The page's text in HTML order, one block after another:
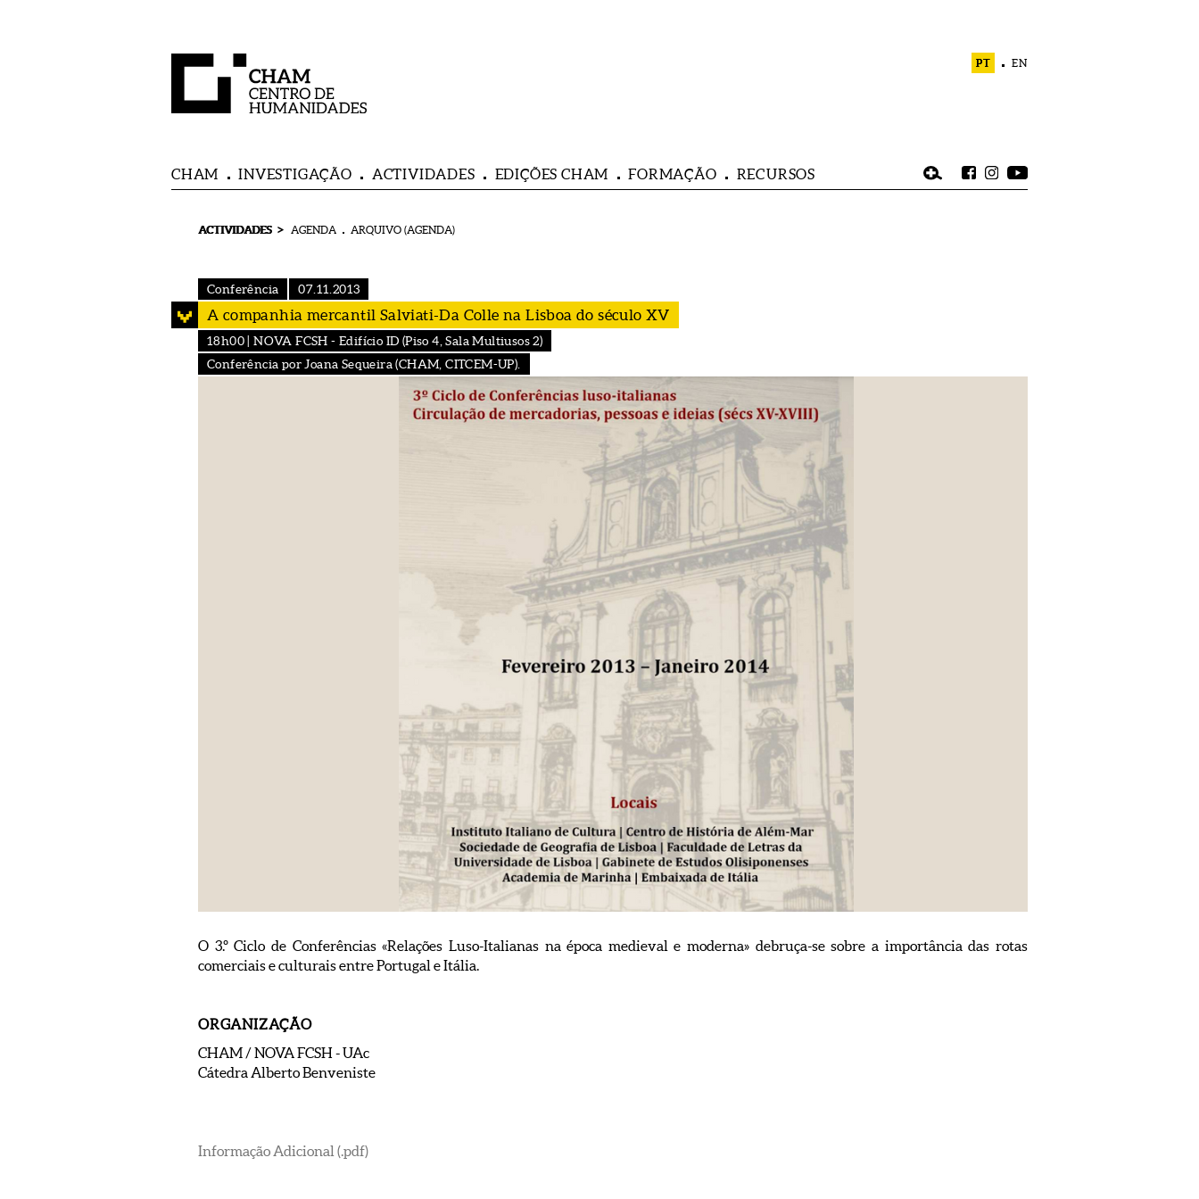
PT EN
CHAM INVESTIGAÇÃO ACTIVIDADES EDIÇÕES CHAM FORMAÇÃO RECURSOS
ACTIVIDADES > AGENDA ARQUIVO (AGENDA)
Conferência 07.11.2013
A companhia mercantil Salviati-Da Colle na Lisboa do século XV
18h00 | NOVA FCSH - Edifício ID (Piso 4, Sala Multiusos 2)
Conferência por Joana Sequeira (CHAM, CITCEM-UP).
O 3.º Ciclo de Conferências «Relações Luso-Italianas na época medieval e moderna» debruça-se sobre a importância das rotas
comerciais e culturais entre Portugal e Itália.
ORGANIZAÇÃO
CHAM / NOVA FCSH - UAc
Cátedra Alberto Benveniste
Informação Adicional (.pdf)